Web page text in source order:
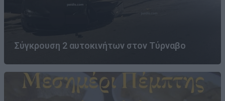
Σύγκρουση 2 αυτοκινήτων στον Τύρναβο